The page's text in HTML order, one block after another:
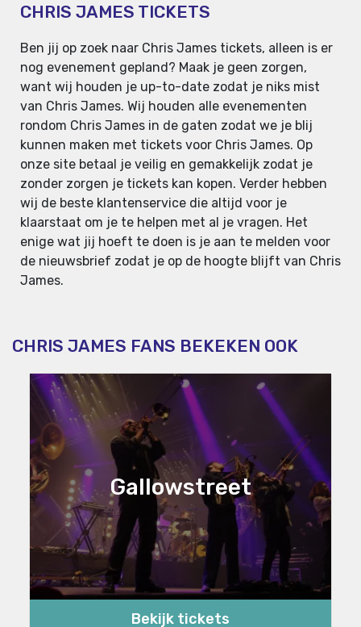
CHRIS JAMES TICKETS
Ben jij op zoek naar Chris James tickets, alleen is er
nog evenement gepland? Maak je geen zorgen,
want wij houden je up-to-date zodat je niks mist
van Chris James. Wij houden alle evenementen
rondom Chris James in de gaten zodat we je blij
kunnen maken met tickets voor Chris James. Op
onze site betaal je veilig en gemakkelijk zodat je
zonder zorgen je tickets kan kopen. Verder hebben
wij de beste klantenservice die altijd voor je
klaarstaat om je te helpen met al je vragen. Het
enige wat jij hoeft te doen is je aan te melden voor
de nieuwsbrief zodat je op de hoogte blijft van Chris
James.
CHRIS JAMES FANS BEKEKEN OOK
Gallowstreet
Bekijk tickets